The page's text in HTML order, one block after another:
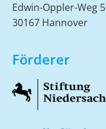
Edwin-Oppler-Weg 5
30167 Hannover
Förderer